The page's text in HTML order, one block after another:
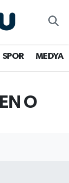
SPOR MEDYA
O